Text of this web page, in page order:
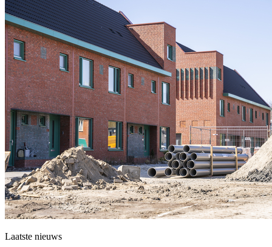
Laatste nieuws